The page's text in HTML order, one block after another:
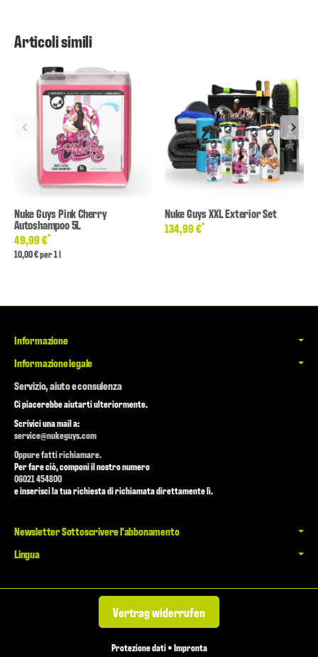
Articoli simili
Nuke Guys Pink Cherry
Autoshampoo 5L
49,99 €*
10,00 € per 1 l
Nuke Guys XXL Exterior Set
134,99 €*
Informazione
Informazione legale
Servizio, aiuto e consulenza
Ci piacerebbe aiutarti ulteriormente.
Scrivici una mail a:
service@nukeguys.com
Oppure fatti richiamare.
Per fare ciò, componi il nostro numero
06021 454800
e inserisci la tua richiesta di richiamata direttamente lì.
Newsletter Sottoscrivere l'abbonamento
Lingua
Vertrag widerrufen
Protezione dati•Impronta